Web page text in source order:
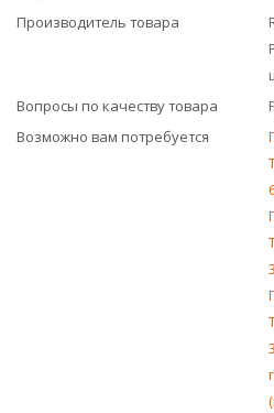
Производитель товара
Вопросы по качеству товара
Возможно вам потребуется